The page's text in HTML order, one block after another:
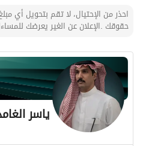
فرصة لا تُعوّض للسكن أو الاستثمار.
احذر من الإحتيال، لا تقم بتحويل أي
حقوقك .الإعلان عن الغير يعرضك
ياسر